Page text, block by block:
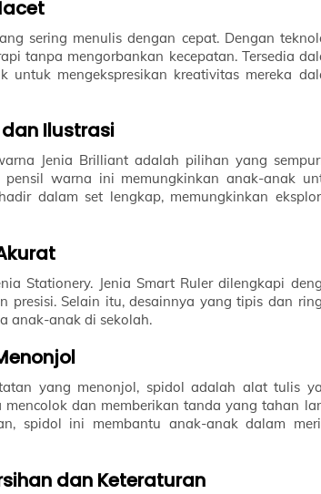
sering menulis dengan cepat. Dengan
tanpa mengorbankan kecepatan. Tersedia
mengekspresikan kreativitas mereka
dan Ilustrasi
Jenia Brilliant adalah pilihan yang
warna ini memungkinkan anak-anak
dalam set lengkap, memungkinkan
Stationery. Jenia Smart Ruler dilengkapi
presisi. Selain itu, desainnya yang tipis dan
anak-anak di sekolah.
yang menonjol, spidol adalah alat tulis
dan memberikan tanda yang tahan
spidol ini membantu anak-anak dalam
dan Keteraturan